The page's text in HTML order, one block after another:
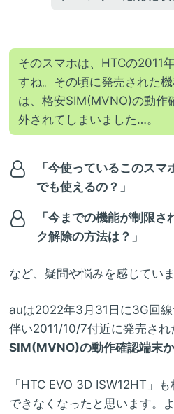
そのスマホは、HTCの2011
すね。その頃に発売された
は、格安SIM(MVNO)の動作
外されてしまいました…。
「今使っているこのス
でも使えるの？」
「今までの機能が制限
ク解除の方法は？」
など、疑問や悩みを感じてい
auは2022年3月31日に3G回
伴い2011/10/7付近に発売され
SIM(MVNO)の動作確認端末
「HTC EVO 3D ISW12HT」
できなくなったと思います。